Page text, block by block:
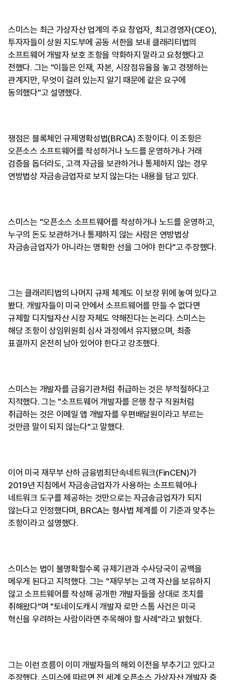
스미스는 최근 가상자산 업계의 주요 창업자, 최고경영자(CEO),
투자자들이 상원 지도부에 공동 서한을 보내 클래리티법의
소프트웨어 개발자 보호 조항을 약화하지 말라고 요청했다고
전했다. 그는 "이들은 인재, 자본, 시장점유율을 놓고 경쟁하는
관계지만, 무엇이 걸려 있는지 알기 때문에 같은 요구에
동의했다"고 설명했다.
쟁점은 블록체인 규제명확성법(BRCA) 조항이다. 이 조항은
오픈소스 소프트웨어를 작성하거나 노드를 운영하거나 거래
검증을 돕더라도, 고객 자금을 보관하거나 통제하지 않는 경우
연방법상 자금송금업자로 보지 않는다는 내용을 담고 있다.
스미스는 "오픈소스 소프트웨어를 작성하거나 노드를 운영하고,
누구의 돈도 보관하거나 통제하지 않는 사람은 연방법상
자금송금업자가 아니라는 명확한 선을 그어야 한다"고 주장했다.
그는 클래리티법의 나머지 규제 체계도 이 보장 위에 놓여 있다고
봤다. 개발자들이 미국 안에서 소프트웨어를 만들 수 없다면
규제할 디지털자산 시장 자체도 약해진다는 논리다. 스미스는
해당 조항이 상임위원회 심사 과정에서 유지됐으며, 최종
표결까지 온전히 남아 있어야 한다고 강조했다.
스미스는 개발자를 금융기관처럼 취급하는 것은 부적절하다고
지적했다. 그는 "소프트웨어 개발자를 은행 창구 직원처럼
취급하는 것은 이메일 앱 개발자를 우편배달원이라고 부르는
것만큼 말이 되지 않는다"고 말했다.
이어 미국 재무부 산하 금융범죄단속네트워크(FinCEN)가
2019년 지침에서 자금송금업자가 사용하는 소프트웨어나
네트워크 도구를 제공하는 것만으로는 자금송금업자가 되지
않는다고 인정했다며, BRCA는 형사법 체계를 이 기준과 맞추는
조항이라고 설명했다.
스미스는 법이 불명확할수록 규제기관과 수사당국이 공백을
메우게 된다고 지적했다. 그는 "재무부는 고객 자산을 보유하지
않고 소프트웨어를 작성해 공개한 개발자들을 상대로 조치를
취해왔다"며 "토네이도캐시 개발자 로만 스톰 사건은 미국
혁신을 우려하는 사람이라면 주목해야 할 사례"라고 밝혔다.
그는 이런 흐름이 이미 개발자들의 해외 이전을 부추기고 있다고
주장했다. 스미스에 따르면 전 세계 오픈소스 가상자산 개발자 중